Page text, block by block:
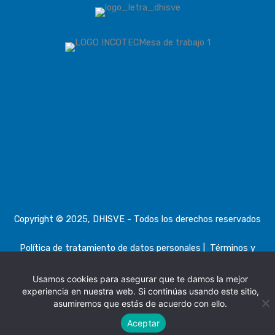
Copyright © 2025, DHISVE - Todos los derechos reservados
Política de tratamiento de datos personales
Términos y
Usamos cookies para asegurar que te damos la mejor
experiencia en nuestra web. Si continúas usando este sitio,
asumiremos que estás de acuerdo con ello.
Aceptar